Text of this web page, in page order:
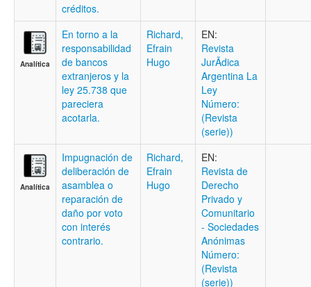
créditos.
Analítica
En torno a la
responsabilidad
de bancos
extranjeros y la
ley 25.738 que
pareciera
acotarla.
Richard,
Efrain
Hugo
EN:
Revista
JurÃ­dica
Argentina La
Ley
Número:
(Revista
(serie))
Analítica
Impugnación de
deliberación de
asamblea o
reparación de
daño por voto
con interés
contrario.
Richard,
Efrain
Hugo
EN:
Revista de
Derecho
Privado y
Comunitario
- Sociedades
Anónimas
Número:
(Revista
(serie))